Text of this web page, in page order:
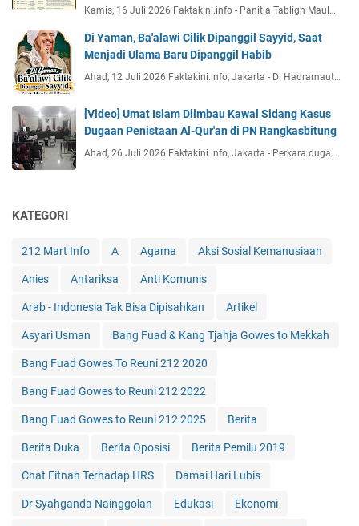
Kamis, 16 Juli 2026 Faktakini.info - Panitia Tabligh Maul…
Di Yaman, Ba'alawi Cilik Dipanggil Sayyid, Saat
Menjadi Ulama Baru Dipanggil Habib
Ahad, 12 Juli 2026 Faktakini.info, Jakarta - Di Hadramaut…
[Video] Umat Islam Diimbau Kawal Sidang Kasus
Dugaan Penistaan Al-Qur'an di PN Rangkasbitung
Ahad, 26 Juli 2026 Faktakini.info, Jakarta - Perkara duga…
KATEGORI
212 Mart Info A Agama Aksi Sosial Kemanusiaan
Anies Antariksa Anti Komunis
Arab - Indonesia Tak Bisa Dipisahkan Artikel
Asyari Usman Bang Fuad & Kang Tjahja Gowes to Mekkah
Bang Fuad Gowes To Reuni 212 2020
Bang Fuad Gowes to Reuni 212 2022
Bang Fuad Gowes to Reuni 212 2025 Berita
Berita Duka Berita Oposisi Berita Pemilu 2019
Chat Fitnah Terhadap HRS Damai Hari Lubis
Dr Syahganda Nainggolan Edukasi Ekonomi